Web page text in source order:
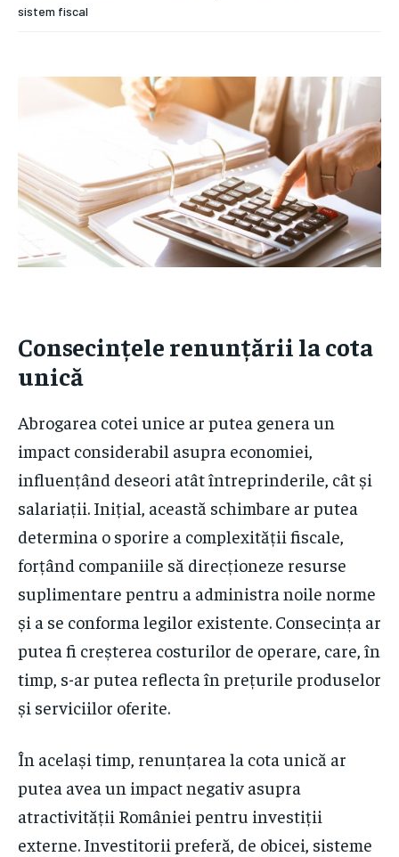
sistem fiscal
Consecințele renunțării la cota
unică
Abrogarea cotei unice ar putea genera un
impact considerabil asupra economiei,
influențând deseori atât întreprinderile, cât și
salariații. Inițial, această schimbare ar putea
determina o sporire a complexității fiscale,
forțând companiile să direcționeze resurse
suplimentare pentru a administra noile norme
și a se conforma legilor existente. Consecința ar
putea fi creșterea costurilor de operare, care, în
timp, s-ar putea reflecta în prețurile produselor
și serviciilor oferite.
În același timp, renunțarea la cota unică ar
putea avea un impact negativ asupra
atractivității României pentru investiții
externe. Investitorii preferă, de obicei, sisteme